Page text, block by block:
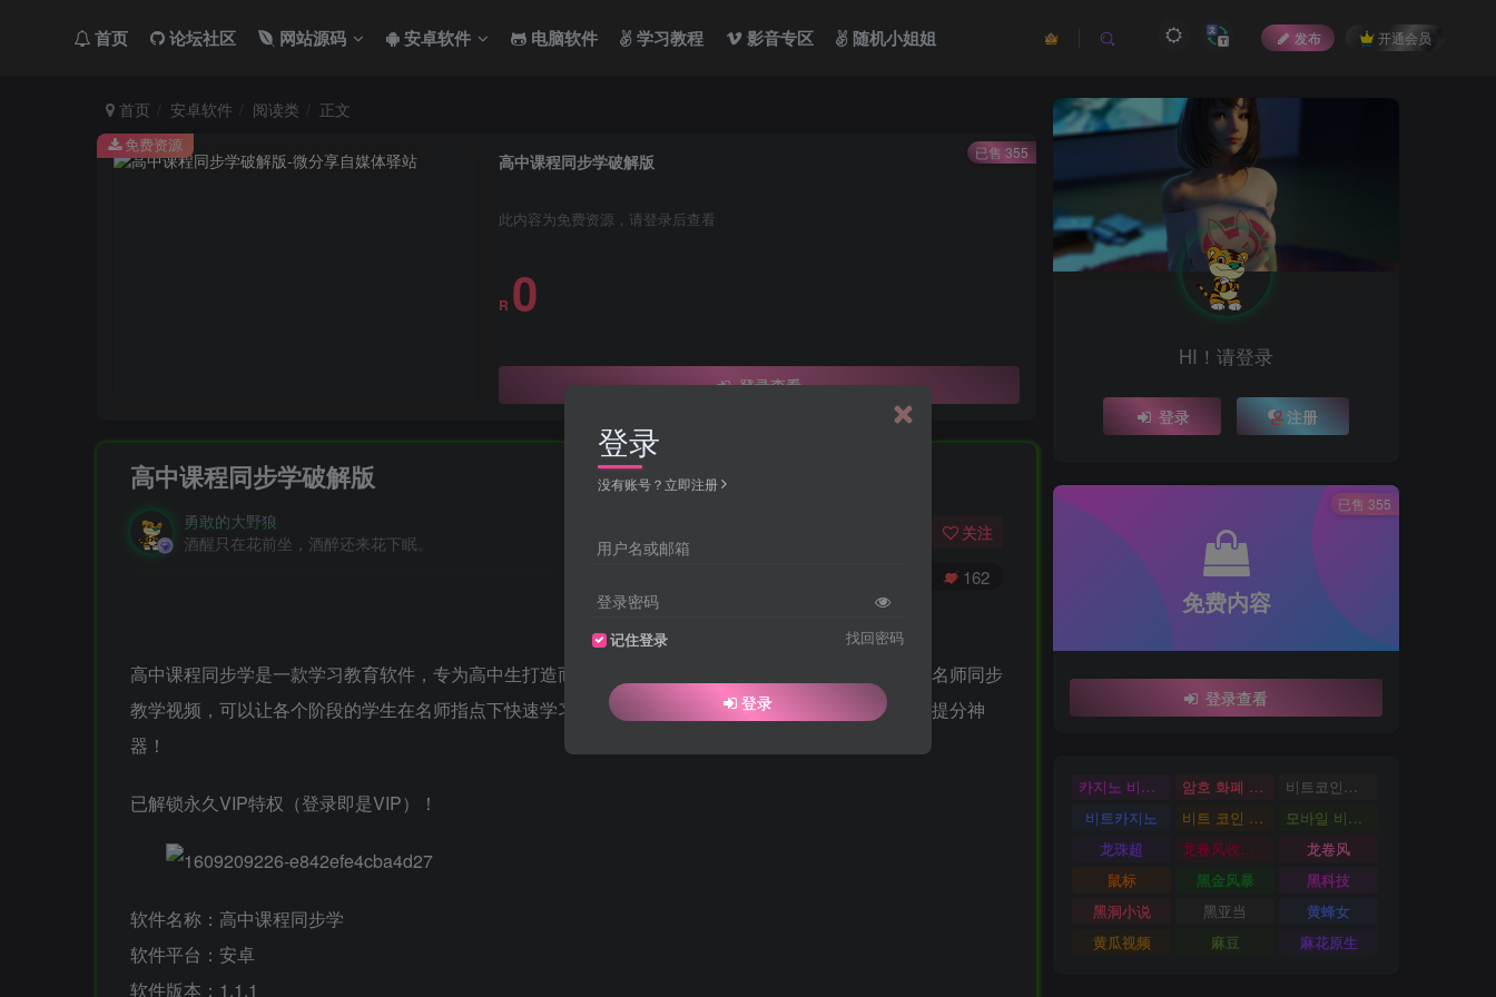
首页 论坛社区 网站源码 安卓软件 电脑软件 学习教程 影音专区 随机小姐姐 发布 开通会员
首页 安卓软件 阅读类 正文
高中课程同步学破解版
此内容为免费资源，请登录后查看
R 0
登录查看
免费资源 已售 355
高中课程同步学破解版
勇敢的大野狼
酒醒只在花前坐，酒醉还来花下眠。
关注
162
高中课程同步学是一款学习教育软件，专为高中生打造而来名师同步学习软件，为您提供了丰富的一线名师同步
教学视频，可以让各个阶段的学生在名师指点下快速学习、准确提分，是每个莘莘学子不可或缺的补课提分神
器！
已解锁永久VIP特权（登录即是VIP）！
软件名称：高中课程同步学
软件平台：安卓
软件版本：1.1.1
HI！请登录
登录 注册
免费内容
登录查看
已售 355
카지노 비트코인 암호 화폐 카지노
비트코인카지노
비트카지노
비트 코인 온라인 카지노
모바일 비트 코인 카지노
龙珠超
龙卷风收音机
龙卷风
鼠标
黑金风暴
黑科技
黑洞小说
黑亚当
黄蜂女
黄瓜视频
麻豆 麻花原生
登录
没有账号？立即注册
用户名或邮箱
登录密码
记住登录 找回密码
登录